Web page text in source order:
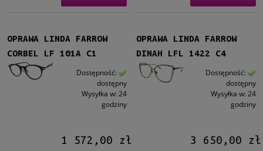
OPRAWA LINDA FARROW
CORBEL LF 101A C1
Dostępność:
dostępny
Wysyłka w: 24
godziny
1 572,00 zł
OPRAWA LINDA FARROW
DINAH LFL 1422 C4
Dostępność:
dostępny
Wysyłka w: 24
godziny
3 650,00 zł